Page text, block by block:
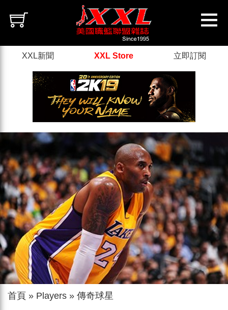
XXL新聞 XXL Store 立即訂閱
首頁 » Players » 傳奇球星